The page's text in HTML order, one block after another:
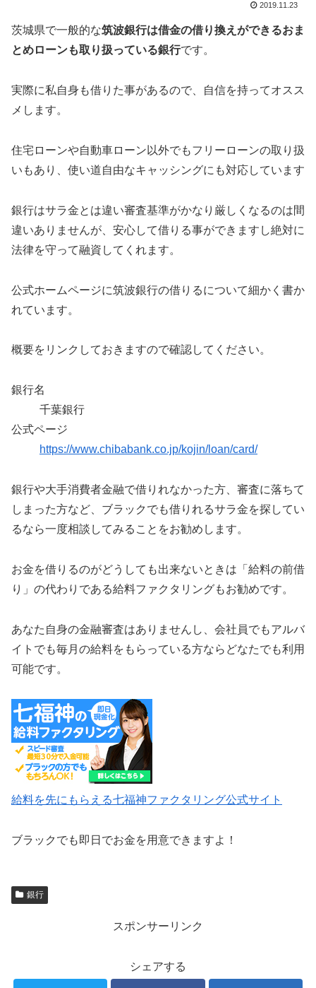
2019.11.23
茨城県で一般的な筑波銀行は借金の借り換えができるおま
とめローンも取り扱っている銀行です。
実際に私自身も借りた事があるので、自信を持ってオスス
メします。
住宅ローンや自動車ローン以外でもフリーローンの取り扱
いもあり、使い道自由なキャッシングにも対応しています
銀行はサラ金とは違い審査基準がかなり厳しくなるのは間
違いありませんが、安心して借りる事ができますし絶対に
法律を守って融資してくれます。
公式ホームページに筑波銀行の借りるについて細かく書か
れています。
概要をリンクしておきますので確認してください。
銀行名
千葉銀行
公式ページ
https://www.chibabank.co.jp/kojin/loan/card/
銀行や大手消費者金融で借りれなかった方、審査に落ちて
しまった方など、ブラックでも借りれるサラ金を探してい
るなら一度相談してみることをお勧めします。
お金を借りるのがどうしても出来ないときは「給料の前借
り」の代わりである給料ファクタリングもお勧めです。
あなた自身の金融審査はありませんし、会社員でもアルバ
イトでも毎月の給料をもらっている方ならどなたでも利用
可能です。
給料を先にもらえる七福神ファクタリング公式サイト
ブラックでも即日でお金を用意できますよ！
銀行
スポンサーリンク
シェアする